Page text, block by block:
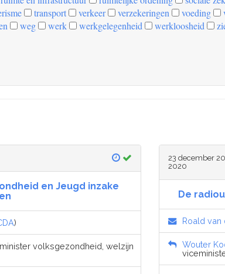
transport verkeer verzekeringen voeding
weg werk werkgelegenheid werkloosheid
en Jeugd inzake
)
volksgezondheid, welzijn
23 december
2020
De
Roald van
Wouter